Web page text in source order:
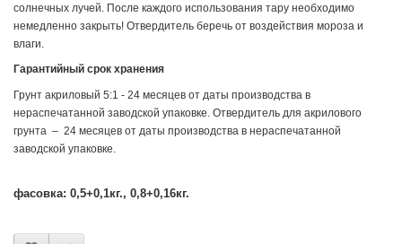
солнечных лучей. После каждого использования тару необходимо
немедленно закрыть! Отвердитель беречь от воздействия мороза и
влаги.
Гарантийный срок хранения
Грунт акриловый 5:1 - 24 месяцев от даты производства в
нераспечатанной заводской упаковке. Отвердитель для акрилового
грунта – 24 месяцев от даты производства в нераспечатанной
заводской упаковке.
фасовка: 0,5+0,1кг., 0,8+0,16кг.